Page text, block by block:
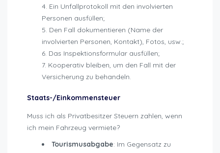
Ein Unfallprotokoll mit den involvierten
Personen ausfüllen;
Den Fall dokumentieren (Name der
involvierten Personen, Kontakt), Fotos, usw.;
Das Inspektionsformular ausfüllen;
Kooperativ bleiben, um den Fall mit der
Versicherung zu behandeln.
Staats-/Einkommensteuer
Muss ich als Privatbesitzer Steuern zahlen, wenn
ich mein Fahrzeug vermiete?
Tourismusabgabe: Im Gegensatz zu